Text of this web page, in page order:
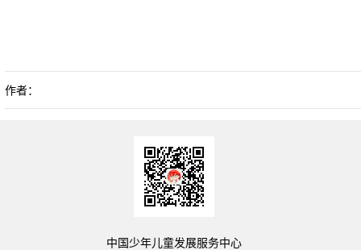
作者：
中国少年儿童发展服务中心